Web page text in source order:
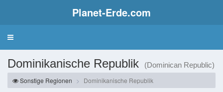
Planet-Erde.com
Dominikanische Republik
(Dominican Republic)
Sonstige Regionen
Dominikanische Republik